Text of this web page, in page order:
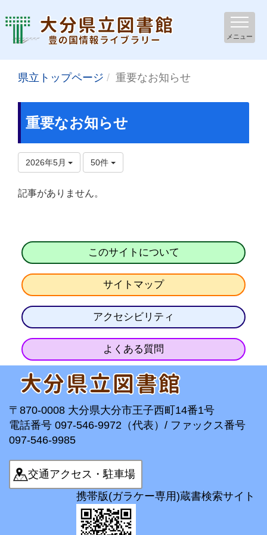
メニュー
県立トップページ 重要なお知らせ
重要なお知らせ
2026年5月 50件
記事がありません。
このサイトについて
サイトマップ
アクセシビリティ
よくある質問
〒870-0008 大分県大分市王子西町14番1号
電話番号 097-546-9972（代表）/ ファックス番号
097-546-9985
交通アクセス・駐車場
携帯版(ガラケー専用)蔵書検索サイト